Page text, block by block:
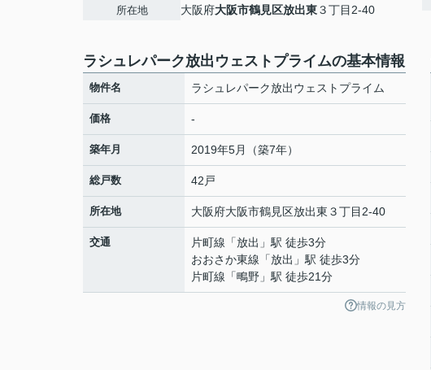
所在地 大阪府大阪市鶴見区放出東３丁目2-40
ラシュレパーク放出ウェストプライムの基本情報
物件名 ラシュレパーク放出ウェストプライム
価格 -
築年月 2019年5月（築7年）
総戸数 42戸
所在地 大阪府大阪市鶴見区放出東 ３丁目2-40
交通 片町線 「放出 」駅 徒歩3分
おおさか東線 「放出 」駅 徒歩3分
片町線 「鴫野 」駅 徒歩21分
情報の見方